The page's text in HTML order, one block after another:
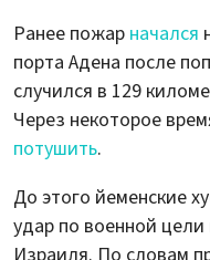
Ранее пожар начался
порта Адена после
случился в 129
Через некоторое
потушить.
До этого йеменские
удар по военной